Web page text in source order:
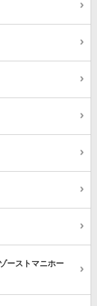
ーストマニホー